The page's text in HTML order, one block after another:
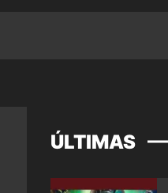
ÚLTIMAS